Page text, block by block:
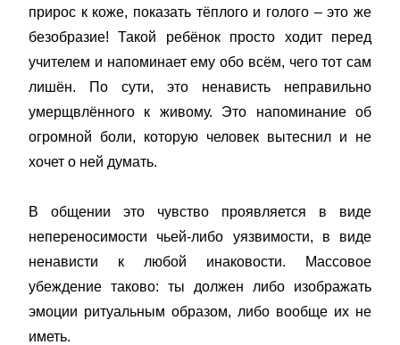
прирос к коже, показать тёплого и голого – это же
безобразие! Такой ребёнок просто ходит перед
учителем и напоминает ему обо всём, чего тот сам
лишён. По сути, это ненависть неправильно
умерщвлённого к живому. Это напоминание об
огромной боли, которую человек вытеснил и не
хочет о ней думать.
В общении это чувство проявляется в виде
непереносимости чьей-либо уязвимости, в виде
ненависти к любой инаковости. Массовое
убеждение таково: ты должен либо изображать
эмоции ритуальным образом, либо вообще их не
иметь.